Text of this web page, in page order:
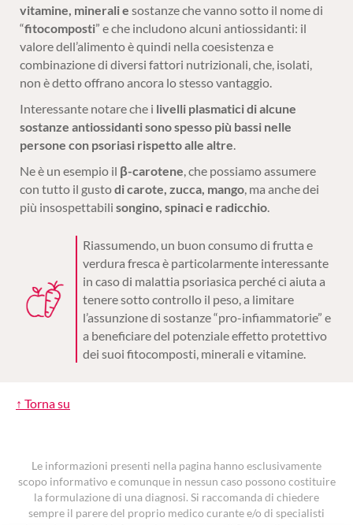
vitamine, minerali e sostanze che vanno sotto il nome di
“fitocomposti” e che includono alcuni antiossidanti: il
valore dell’alimento è quindi nella coesistenza e
combinazione di diversi fattori nutrizionali, che, isolati,
non è detto offrano ancora lo stesso vantaggio.
Interessante notare che i livelli plasmatici di alcune
sostanze antiossidanti sono spesso più bassi nelle
persone con psoriasi rispetto alle altre.
Ne è un esempio il β-carotene, che possiamo assumere
con tutto il gustodi carote, zucca, mango, ma anche dei
più insospettabili songino, spinaci e radicchio.
Riassumendo, un buon consumo di frutta e
verdura fresca è particolarmente interessante
in caso di malattia psoriasica perché ci aiuta a
tenere sotto controllo il peso, a limitare
l’assunzione di sostanze “pro-infiammatorie” e
a beneficiare del potenziale effetto protettivo
dei suoi fitocomposti, minerali e vitamine.
↑ Torna su
Le informazioni presenti nella pagina hanno esclusivamente
scopo informativo e comunque in nessun caso possono costituire
la formulazione di una diagnosi. Si raccomanda di chiedere
sempre il parere del proprio medico curante e/o di specialisti